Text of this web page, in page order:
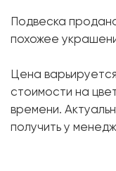
Форма огранки:
Форма огранки:
Металл:
Вес грамм:
Подвеска
похожее
Цена
стоимости на
времени.
получить у